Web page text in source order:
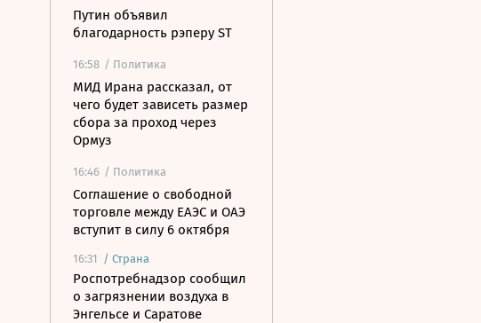
Путин объявил
благодарность рэперу ST
16:58 / Политика
МИД Ирана рассказал, от
чего будет зависеть размер
сбора за проход через
Ормуз
16:46 / Политика
Соглашение о свободной
торговле между ЕАЭС и ОАЭ
вступит в силу 6 октября
16:31 / Страна
Роспотребнадзор сообщил
о загрязнении воздуха в
Энгельсе и Саратове